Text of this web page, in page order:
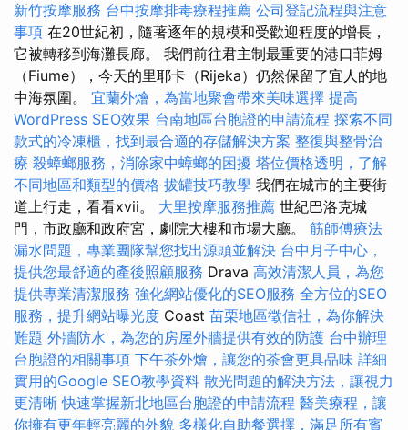
新竹按摩服務 台中按摩排毒療程推薦 公司登記流程與注意
事項 在20世紀初，隨著逐年的規模和受歡迎程度的增長，
它被轉移到海灘長廊。 我們前往君主制最重要的港口菲姆
（Fiume），今天的里耶卡（Rijeka）仍然保留了宜人的地
中海氛圍。 宜蘭外燴，為當地聚會帶來美味選擇 提高
WordPress SEO效果 台南地區台胞證的申請流程 探索不同
款式的冷凍櫃，找到最合適的存儲解決方案 整復與整骨治
療 殺蟑螂服務，消除家中蟑螂的困擾 塔位價格透明，了解
不同地區和類型的價格 拔罐技巧教學 我們在城市的主要街
道上行走，看看xvii。 大里按摩服務推薦 世紀巴洛克城
門，市政廳和政府宮，劇院大樓和市場大廳。 筋師傅療法
漏水問題，專業團隊幫您找出源頭並解決 台中月子中心，
提供您最舒適的產後照顧服務 Drava 高效清潔人員，為您
提供專業清潔服務 強化網站優化的SEO服務 全方位的SEO
服務，提升網站曝光度 Coast 苗栗地區徵信社，為你解決
難題 外牆防水，為您的房屋外牆提供有效的防護 台中辦理
台胞證的相關事項 下午茶外燴，讓您的茶會更具品味 詳細
實用的Google SEO教學資料 散光問題的解決方法，讓視力
更清晰 快速掌握新北地區台胞證的申請流程 醫美療程，讓
你擁有更年輕亮麗的外貌 多樣化自助餐選擇，滿足所有賓